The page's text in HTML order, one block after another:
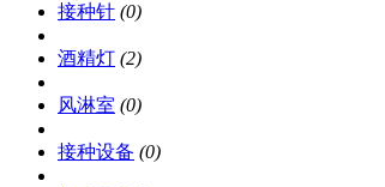
接种针 (0)
酒精灯 (2)
风淋室 (0)
接种设备 (0)